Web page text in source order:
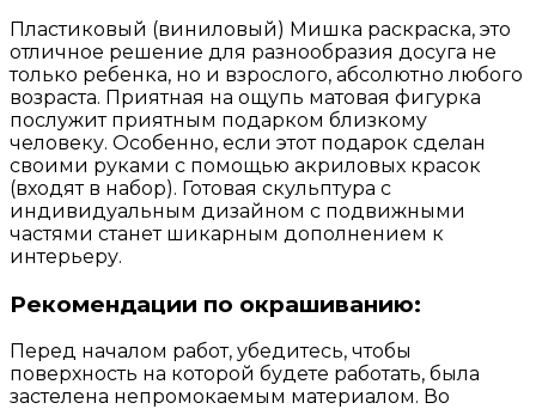
Пластиковый (виниловый) Мишка раскраска, это
отличное решение для разнообразия досуга не
только ребенка, но и взрослого, абсолютно любого
возраста. Приятная на ощупь матовая фигурка
послужит приятным подарком близкому
человеку. Особенно, если этот подарок сделан
своими руками с помощью акриловых красок
(входят в набор). Готовая скульптура с
индивидуальным дизайном с подвижными
частями станет шикарным дополнением к
интерьеру.
Рекомендации по окрашиванию:
Перед началом работ, убедитесь, чтобы
поверхность на которой будете работать, была
застелена непромокаемым материалом. Во